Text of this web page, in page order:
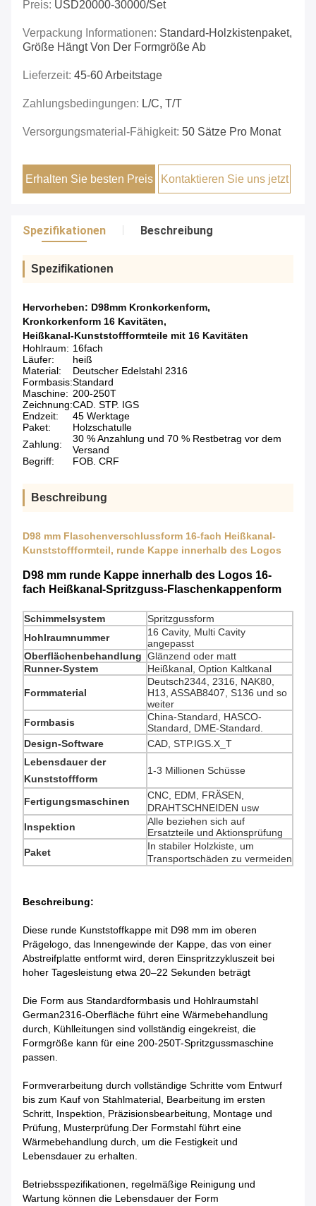
Preis: USD20000-30000/set
Verpackung Informationen: Standard-Holzkistenpaket,
Größe Hängt Von Der Formgröße Ab
Lieferzeit: 45-60 Arbeitstage
Zahlungsbedingungen: L/C, T/T
Versorgungsmaterial-Fähigkeit: 50 Sätze Pro Monat
Erhalten Sie besten Preis Kontaktieren Sie uns jetzt
Spezifikationen Beschreibung
Spezifikationen
Hervorheben: D98mm Kronkorkenform,
Kronkorkenform 16 Kavitäten,
Heißkanal-Kunststoffformteile mit 16 Kavitäten
Hohlraum: 16fach
Läufer:
heiß
Material:
Deutscher Edelstahl 2316
Formbasis:Standard
Maschine: 200-250T
Zeichnung:CAD. STP. IGS
Endzeit:
45 Werktage
Paket:
Holzschatulle
Zahlung:
30 % Anzahlung und 70 % Restbetrag vor dem
Versand
Begriff:
FOB. CRF
Beschreibung
D98 mm Flaschenverschlussform 16-fach Heißkanal-
Kunststoffformteil, runde Kappe innerhalb des Logos
D98 mm runde Kappe innerhalb des Logos 16-
fach Heißkanal-Spritzguss-Flaschenkappenform
Schimmelsystem
Spritzgussform
Hohlraumnummer
16 Cavity, Multi Cavity
angepasst
Oberflächenbehandlung Glänzend oder matt
Runner-System
Heißkanal, Option Kaltkanal
Formmaterial
Deutsch2344, 2316, NAK80,
H13, ASSAB8407, S136 und so
weiter
Formbasis
China-Standard, HASCO-
Standard, DME-Standard.
Design-Software
CAD, STP.IGS.X_T
Lebensdauer der
Kunststoffform
1-3 Millionen Schüsse
Fertigungsmaschinen
CNC, EDM, FRÄSEN,
DRAHTSCHNEIDEN usw
Inspektion
Alle beziehen sich auf
Ersatzteile und Aktionsprüfung
Paket
In stabiler Holzkiste, um
Transportschäden zu vermeiden
Beschreibung:
Diese runde Kunststoffkappe mit D98 mm im oberen
Prägelogo, das Innengewinde der Kappe, das von einer
Abstreifplatte entformt wird, deren Einspritzzykluszeit bei
hoher Tagesleistung etwa 20–22 Sekunden beträgt
Die Form aus Standardformbasis und Hohlraumstahl
German2316-Oberfläche führt eine Wärmebehandlung
durch, Kühlleitungen sind vollständig eingekreist, die
Formgröße kann für eine 200-250T-Spritzgussmaschine
passen.
Formverarbeitung durch vollständige Schritte vom Entwurf
bis zum Kauf von Stahlmaterial, Bearbeitung im ersten
Schritt, Inspektion, Präzisionsbearbeitung, Montage und
Prüfung, Musterprüfung.Der Formstahl führt eine
Wärmebehandlung durch, um die Festigkeit und
Lebensdauer zu erhalten.
Betriebsspezifikationen, regelmäßige Reinigung und
Wartung können die Lebensdauer der Form